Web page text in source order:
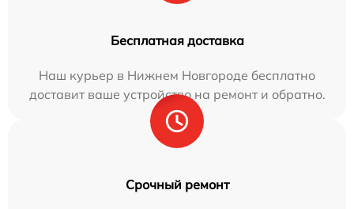
Бесплатная доставка
Наш курьер в Нижнем Новгороде бесплатно
доставит ваше устройство на ремонт и обратно.
Срочный ремонт